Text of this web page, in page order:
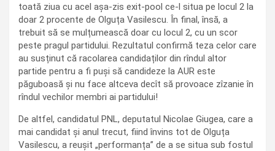
toată ziua cu acel așa-zis exit-pool ce-l situa pe locul 2 la
doar 2 procente de Olguța Vasilescu. În final, însă, a
trebuit să se mulțumească doar cu locul 2, cu un scor
peste pragul partidului. Rezultatul confirmă teza celor care
au susținut că racolarea candidaților din rîndul altor
partide pentru a fi puși să candideze la AUR este
păguboasă și nu face altceva decît să provoace zîzanie în
rîndul vechilor membri ai partidului!
De altfel, candidatul PNL, deputatul Nicolae Giugea, care a
mai candidat și anul trecut, fiind învins tot de Olguța
Vasilescu, a reușit „performanța” de a se situa sub fostul